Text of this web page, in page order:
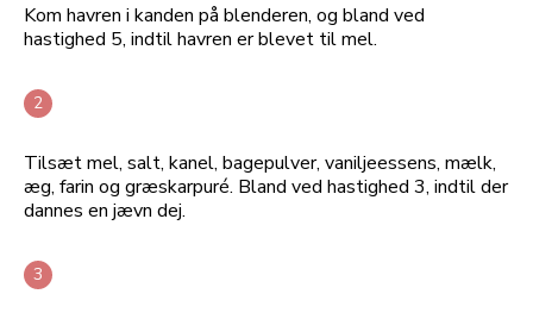
Kom havren i kanden på blenderen, og bland ved
hastighed 5, indtil havren er blevet til mel.
Tilsæt mel, salt, kanel, bagepulver, vaniljeessens, mælk,
æg, farin og græskarpuré. Bland ved hastighed 3, indtil der
dannes en jævn dej.